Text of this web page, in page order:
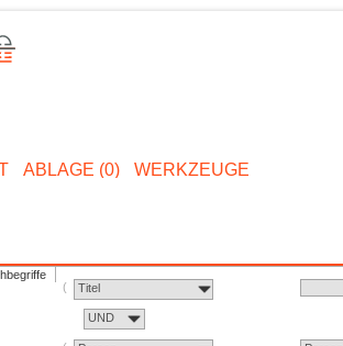
ABLAGE (0) WERKZEUGE
Titel
UND